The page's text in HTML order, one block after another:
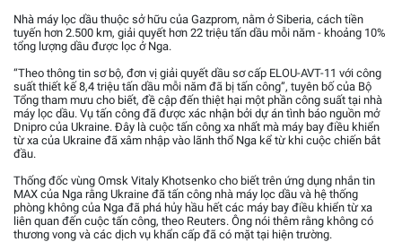
Nhà máy lọc dầu thuộc sở hữu của Gazprom, nằm ở Siberia, cách tiền
tuyến hơn 2.500 km, giải quyết hơn 22 triệu tấn dầu mỗi năm - khoảng 10%
tổng lượng dầu được lọc ở Nga.
“Theo thông tin sơ bộ, đơn vị giải quyết dầu sơ cấp ELOU-AVT-11 với công
suất thiết kế 8,4 triệu tấn dầu mỗi năm đã bị tấn công”, tuyên bố của Bộ
Tổng tham mưu cho biết, đề cập đến thiệt hại một phần công suất tại nhà
máy lọc dầu. Vụ tấn công đã được xác nhận bởi dự án tình báo nguồn mở
Dnipro của Ukraine. Đây là cuộc tấn công xa nhất mà máy bay điều khiển
từ xa của Ukraine đã xâm nhập vào lãnh thổ Nga kể từ khi cuộc chiến bắt
đầu.
Thống đốc vùng Omsk Vitaly Khotsenko cho biết trên ứng dụng nhắn tin
MAX của Nga rằng Ukraine đã tấn công nhà máy lọc dầu và hệ thống
phòng không của Nga đã phá hủy hầu hết các máy bay điều khiển từ xa
liên quan đến cuộc tấn công, theo Reuters. Ông nói thêm rằng không có
thương vong và các dịch vụ khẩn cấp đã có mặt tại hiện trường.